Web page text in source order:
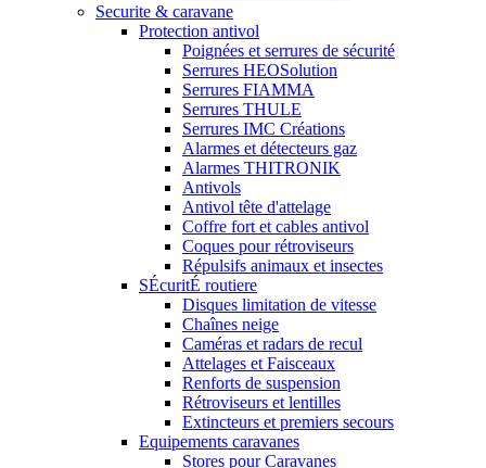
Securite & caravane
Protection antivol
Poignées et serrures de sécurité
Serrures HEOSolution
Serrures FIAMMA
Serrures THULE
Serrures IMC Créations
Alarmes et détecteurs gaz
Alarmes THITRONIK
Antivols
Antivol tête d'attelage
Coffre fort et cables antivol
Coques pour rétroviseurs
Répulsifs animaux et insectes
SÉcuritÉ routiere
Disques limitation de vitesse
Chaînes neige
Caméras et radars de recul
Attelages et Faisceaux
Renforts de suspension
Rétroviseurs et lentilles
Extincteurs et premiers secours
Equipements caravanes
Stores pour Caravanes